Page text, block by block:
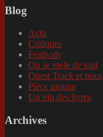
Blog
Actu
Critiques
Festivals
On se mele de tout
Ouest Track et nous
Pièce unique
Un vin des livres
Archives